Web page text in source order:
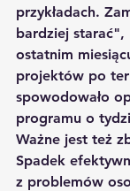
przykładach.
bardziej
ostatnim
projektów po
spowodowało
programu o
Ważne jest też
Spadek
z problemów